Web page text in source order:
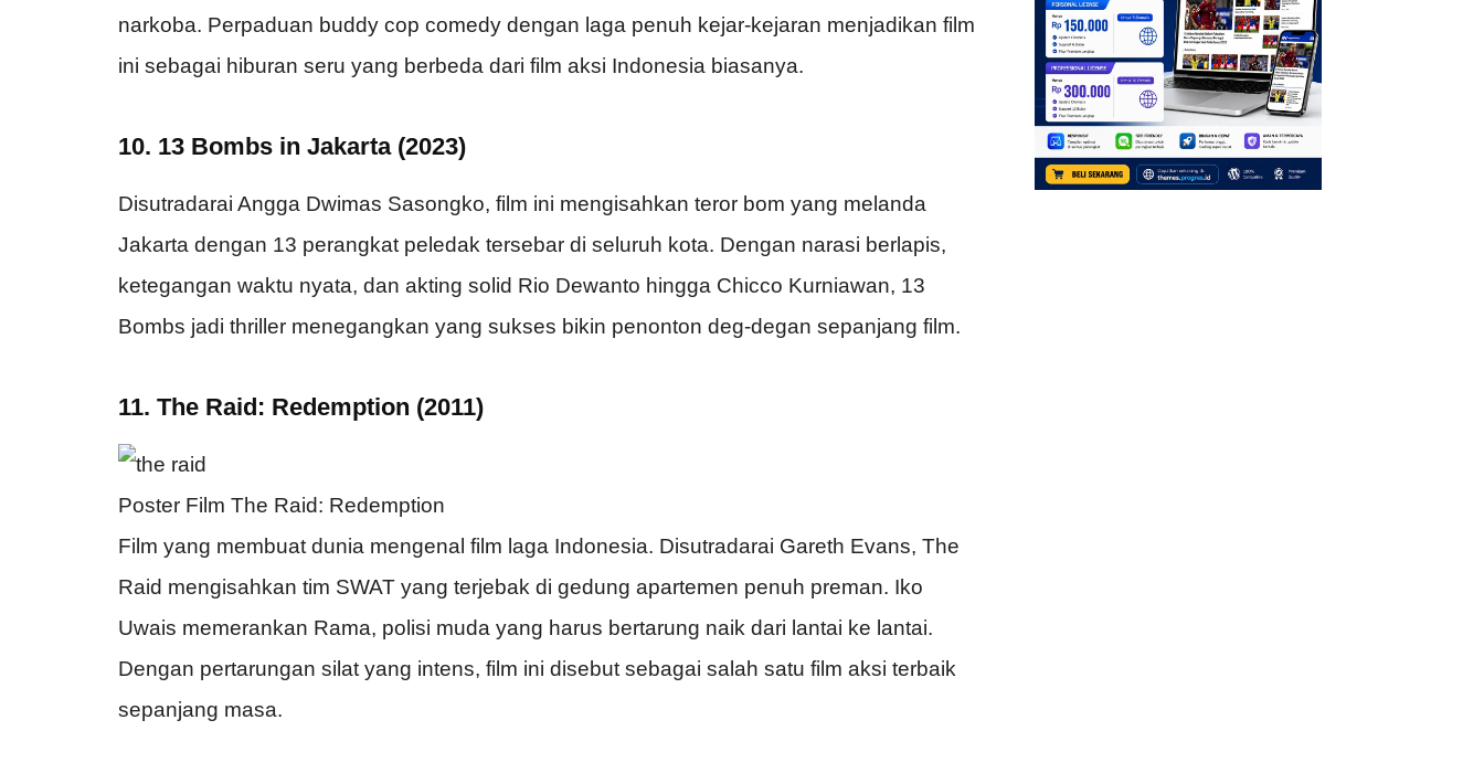
narkoba. Perpaduan buddy cop comedy dengan laga penuh kejar-kejaran menjadikan film
ini sebagai hiburan seru yang berbeda dari film aksi Indonesia biasanya.
10. 13 Bombs in Jakarta (2023)
Disutradarai Angga Dwimas Sasongko, film ini mengisahkan teror bom yang melanda
Jakarta dengan 13 perangkat peledak tersebar di seluruh kota. Dengan narasi berlapis,
ketegangan waktu nyata, dan akting solid Rio Dewanto hingga Chicco Kurniawan, 13
Bombs jadi thriller menegangkan yang sukses bikin penonton deg-degan sepanjang film.
11. The Raid: Redemption (2011)
Poster Film The Raid: Redemption
Film yang membuat dunia mengenal film laga Indonesia. Disutradarai Gareth Evans, The
Raid mengisahkan tim SWAT yang terjebak di gedung apartemen penuh preman. Iko
Uwais memerankan Rama, polisi muda yang harus bertarung naik dari lantai ke lantai.
Dengan pertarungan silat yang intens, film ini disebut sebagai salah satu film aksi terbaik
sepanjang masa.